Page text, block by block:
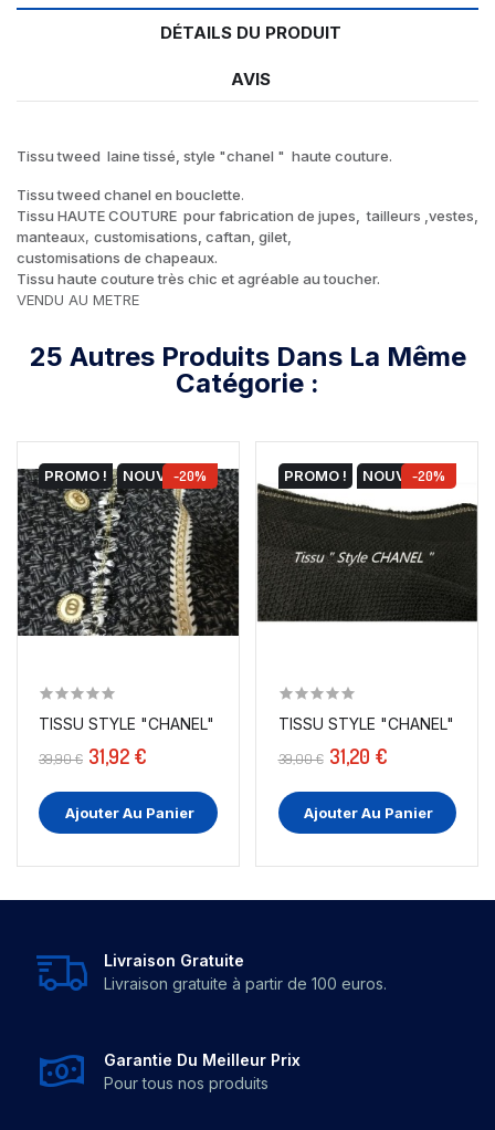
DÉTAILS DU PRODUIT
AVIS
Tissu tweed laine tissé, style "chanel " haute couture.
Tissu tweed chanel en bouclette.
Tissu HAUTE COUTURE pour fabrication de jupes, tailleurs ,vestes,
manteaux, customisations, caftan, gilet,
customisations de chapeaux.
Tissu haute couture très chic et agréable au toucher.
VENDU AU METRE
25 Autres Produits Dans La Même
Catégorie :
PROMO ! NOUVEAU
-20%
TISSU STYLE "CHANEL" TWEED NOIR AU MÈTRE EN...
39,90 € 31,92 €
Ajouter Au Panier
PROMO ! NOUVEAU
-20%
TISSU STYLE "CHANEL" AU
39,00 € 31,20 €
Ajouter Au Panier
Livraison Gratuite
Livraison gratuite à partir de 100 euros.
Garantie Du Meilleur Prix
Pour tous nos produits